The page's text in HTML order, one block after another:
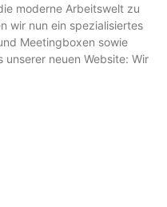
moderne Arbeitswelt zu
wir nun ein spezialisiertes
Meetingboxen sowie
neuen Website: Wir